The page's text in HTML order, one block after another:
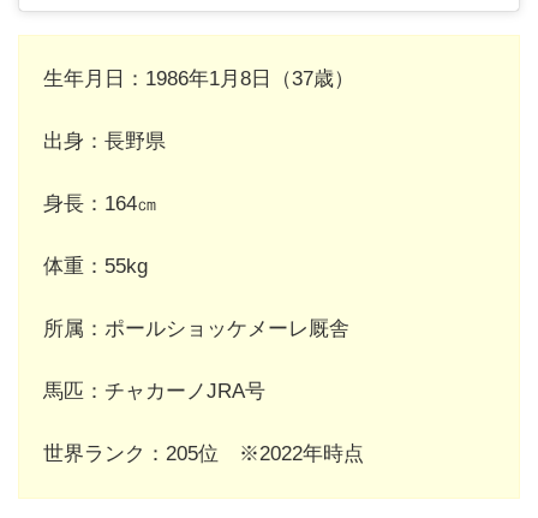
生年月日：1986年1月8日（37歳）
出身：長野県
身長：164㎝
体重：55kg
所属：ポールショッケメーレ厩舎
馬匹：チャカーノJRA号
世界ランク：205位 ※2022年時点